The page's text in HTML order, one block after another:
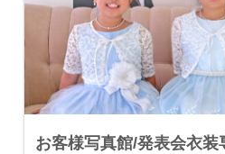
お客様写真館/発表会衣装